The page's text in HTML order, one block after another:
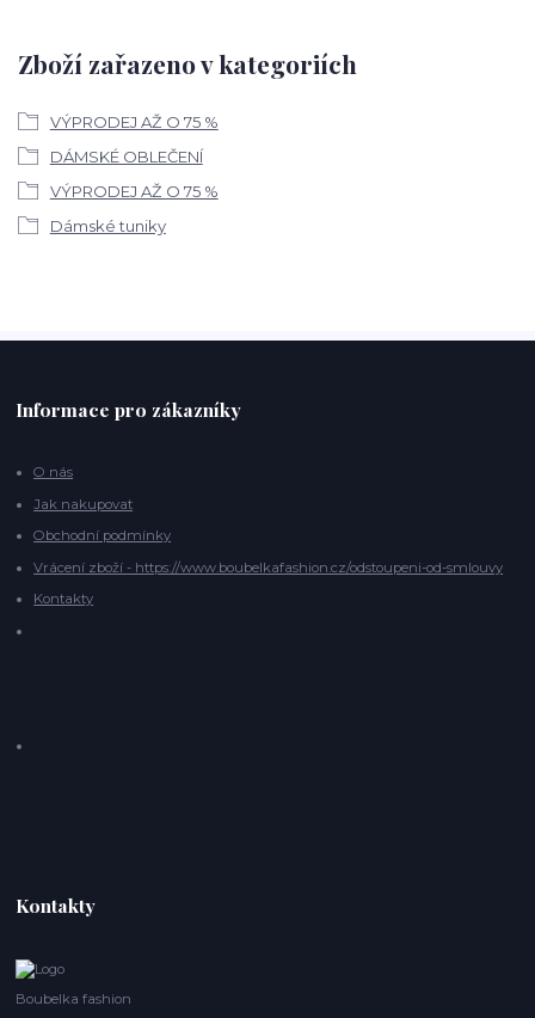
Zboží zařazeno v kategoriích
VÝPRODEJ AŽ O 75 %
DÁMSKÉ OBLEČENÍ
VÝPRODEJ AŽ O 75 %
Dámské tuniky
Informace pro zákazníky
O nás
Jak nakupovat
Obchodní podmínky
Vrácení zboží - https://www.boubelkafashion.cz/odstoupeni-od-smlouvy
Kontakty
Kontakty
Boubelka fashion